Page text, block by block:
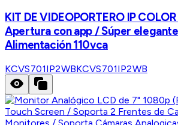
KIT DE VIDEOPORTERO IP
Apertura con app / Súper
Alimentación 110vca
KCVS701IP2WBKCVS701IP2WB